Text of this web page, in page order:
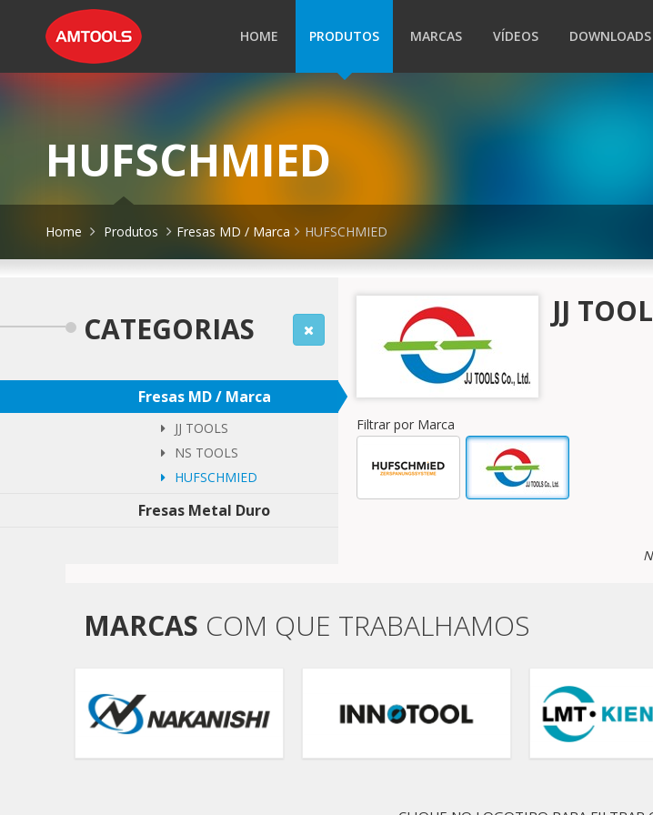
HOME PRODUTOS MARCAS VÍDEOS DOWNLOADS
HUFSCHMIED
Home Produtos Fresas MD / Marca HUFSCHMIED
CATEGORIAS
Fresas MD / Marca
JJ TOOLS
NS TOOLS
HUFSCHMIED
Fresas Metal Duro
JJ
Filtrar por Marca
MARCAS COM QUE TRABALHAMOS